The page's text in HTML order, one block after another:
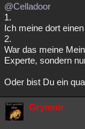
@Celladoor
1.
Ich meine dort
2.
War das meine
Experte, sondern
Oder bist Du ein
Grymnir